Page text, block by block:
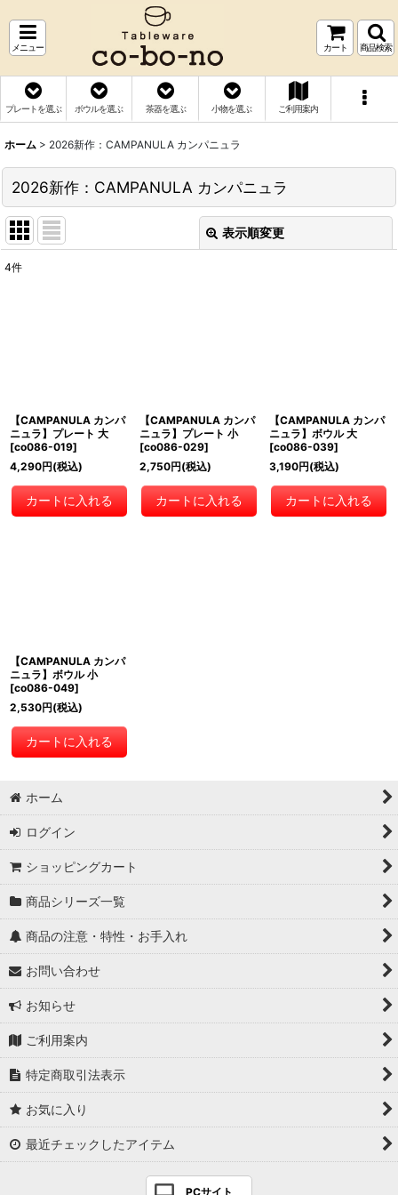
メニュー カート 商品検索
プレートを選ぶ ボウルを選ぶ 茶器を選ぶ 小物を選ぶ ご利用案内
ホーム > 2026新作：CAMPANULA カンパニュラ
2026新作：CAMPANULA カンパニュラ
表示順変更
4件
【CAMPANULA カンパ
ニュラ】プレート 大
[co086-019]
4,290円(税込)
カートに入れる
【CAMPANULA カンパ
ニュラ】プレート 小
[co086-029]
2,750円(税込)
カートに入れる
【CAMPANULA カンパ
ニュラ】ボウル 大
[co086-039]
3,190円(税込)
カートに入れる
【CAMPANULA カンパ
ニュラ】ボウル 小
[co086-049]
2,530円(税込)
カートに入れる
ホーム
ログイン
ショッピングカート
商品シリーズ一覧
商品の注意・特性・お手入れ
お問い合わせ
お知らせ
ご利用案内
特定商取引法表示
お気に入り
最近チェックしたアイテム
PCサイト